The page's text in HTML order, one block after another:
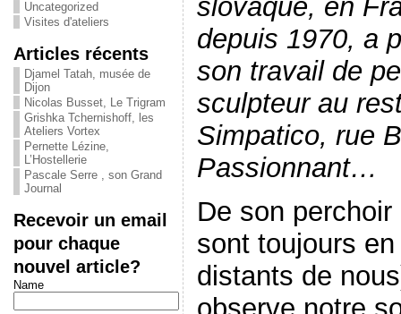
Uncategorized
Visites d'ateliers
Articles récents
Djamel Tatah, musée de
Dijon
Nicolas Busset, Le Trigram
Grishka Tchernishoff, les
Ateliers Vortex
Pernette Lézine,
L’Hostellerie
Pascale Serre , son Grand
Journal
Recevoir un email
pour chaque
nouvel article?
Name
slovaque, en
depuis 1970, a
son travail de
sculpteur au
Simpatico, rue
Passionnant…
De son
sont toujours
distants de